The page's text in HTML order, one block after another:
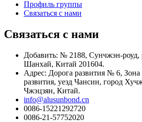
Профиль группы
Связаться с нами
Связаться с нами
Добавить: № 2188, Сунчжэн-роуд,
Шанхай, Китай 201604.
Адрес: Дорога развития № 6, Зона
развития, уезд Чансин, город
Чжэцзян, Китай.
info@alusunbond.cn
0086-15221292720
0086-21-57752020